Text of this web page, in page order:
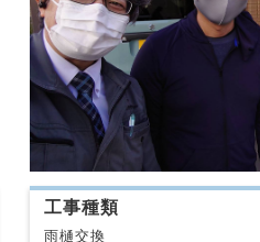
工事種類
雨樋交換